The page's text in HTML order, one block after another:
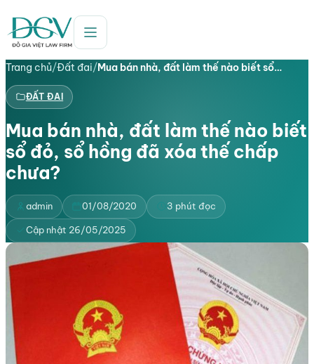
Trang chủ/Đất đai/Mua bán nhà, đất làm thế nào biết sổ…
ĐẤT ĐAI
Mua bán nhà, đất làm thế nào biết
sổ đỏ, sổ hồng đã xóa thế chấp
chưa?
admin 01/08/2020 3 phút đọc
Cập nhật 26/05/2025